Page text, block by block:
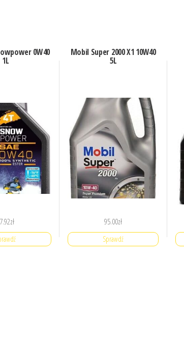
0W40
1L
zł
Mobil Super 2000 X1 10W40
5L
95.00zł
Sprawdź